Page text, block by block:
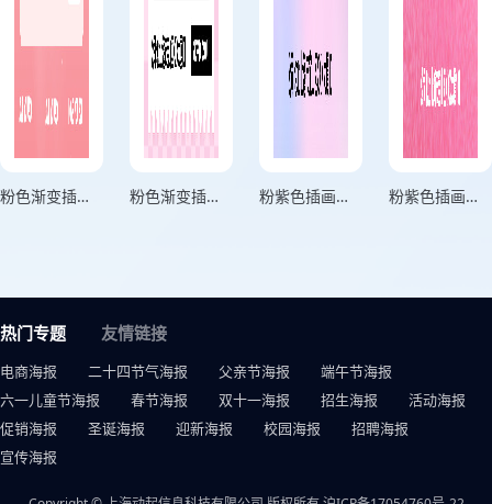
粉色渐变插画风格Love情人节LOVE YOU 520竖版网络情人节海报 粉色渐变插画风格520表白季让爱绽放幸福启航竖版网络情人节海报 粉紫色插画风格520情人节怦然心动超值精选浪漫献礼竖版520情人节海报 粉紫色插画风格520甜蜜告白爱要大胆表达竖版520情人节海报
热门专题 友情链接
电商海报 二十四节气海报 父亲节海报
端午节海报
六一儿童节海报
春节海报 双十一海报 招生海报
活动海报
促销海报
圣诞海报 迎新海报 校园海报
招聘海报
宣传海报